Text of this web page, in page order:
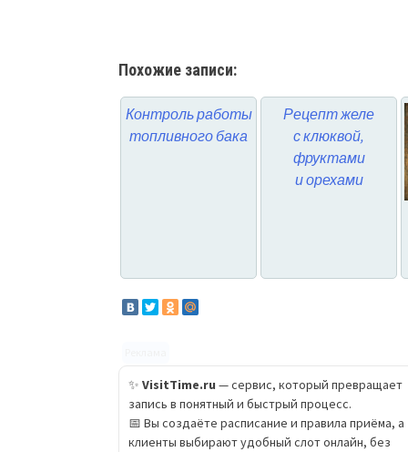
Похожие записи:
Контроль работы
топливного бака
Рецепт желе
с клюквой,
фруктами
и орехами
✨ VisitTime.ru — сервис, который превращает
запись в понятный и быстрый процесс.
📅 Вы создаёте расписание и правила приёма, а
клиенты выбирают удобный слот онлайн, без